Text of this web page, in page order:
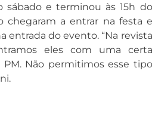
sábado e terminou às 15h do
chegaram a entrar na festa e
entrada do evento. “Na revista
eles com uma certa
Não permitimos esse tipo